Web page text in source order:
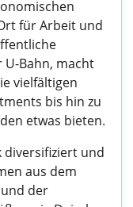
für Arbeit und
Bahn, macht
vielfältigen
bis hin zu
etwas bieten.
und
aus dem
der